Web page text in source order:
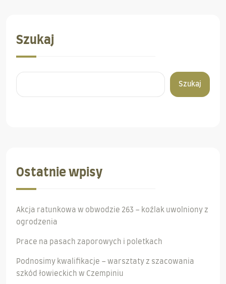
Szukaj
Szukaj
Ostatnie wpisy
Akcja ratunkowa w obwodzie 263 – koźlak uwolniony z
ogrodzenia
Prace na pasach zaporowych i poletkach
Podnosimy kwalifikacje – warsztaty z szacowania
szkód łowieckich w Czempiniu